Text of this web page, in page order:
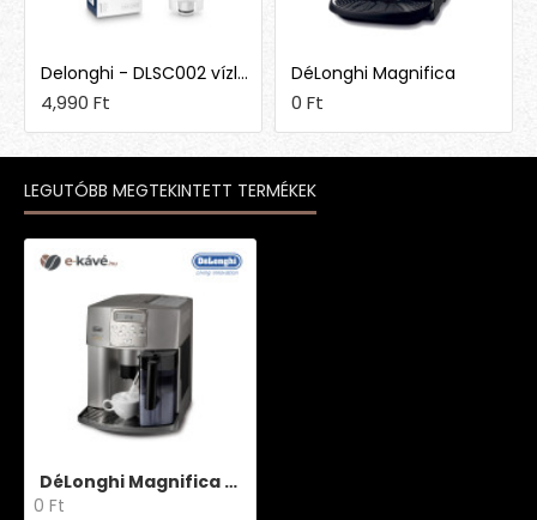
Delonghi - DLSC002 vízlágyító szűrő
4,990 Ft
DéLonghi Magnifica
0 Ft
LEGUTÓBB MEGTEKINTETT TERMÉKEK
DéLonghi Magnifica Digital
0 Ft